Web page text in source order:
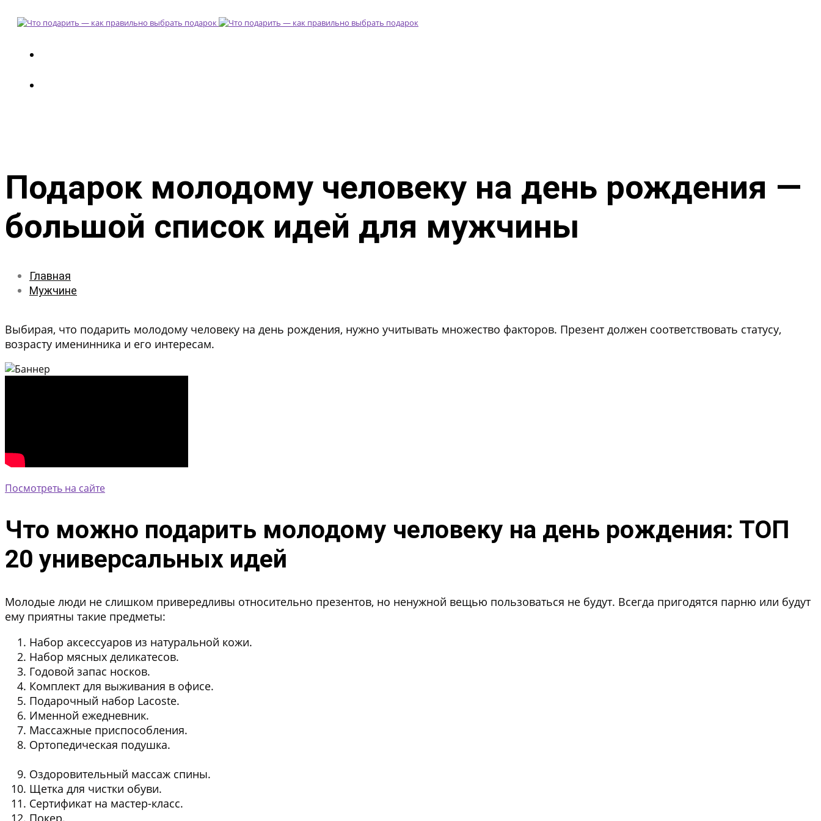
Подарок молодому человеку на день рождения —
большой список идей для мужчины
Главная
Мужчине
Выбирая, что подарить молодому человеку на день рождения, нужно учитывать множество факторов. Презент должен соответствовать статусу,
возрасту именинника и его интересам.
Посмотреть на сайте
Что можно подарить молодому человеку на день рождения: ТОП
20 универсальных идей
Молодые люди не слишком привередливы относительно презентов, но ненужной вещью пользоваться не будут. Всегда пригодятся парню или будут
ему приятны такие предметы:
Набор аксессуаров из натуральной кожи.
Набор мясных деликатесов.
Годовой запас носков.
Комплект для выживания в офисе.
Подарочный набор Lacoste.
Именной ежедневник.
Массажные приспособления.
Ортопедическая подушка.
Оздоровительный массаж спины.
Щетка для чистки обуви.
Сертификат на мастер-класс.